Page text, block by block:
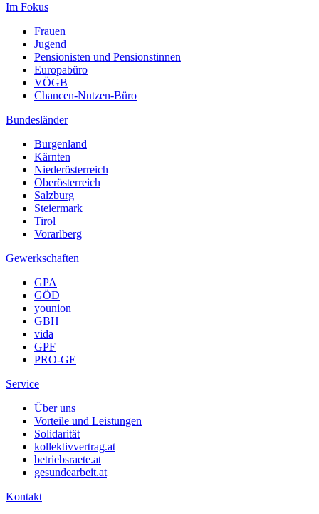
Im Fokus
Frauen
Jugend
Pensionisten und Pensionstinnen
Europabüro
VÖGB
Chancen-Nutzen-Büro
Bundesländer
Burgenland
Kärnten
Niederösterreich
Oberösterreich
Salzburg
Steiermark
Tirol
Vorarlberg
Gewerkschaften
GPA
GÖD
younion
GBH
vida
GPF
PRO-GE
Service
Über uns
Vorteile und Leistungen
Solidarität
kollektivvertrag.at
betriebsraete.at
gesundearbeit.at
Kontakt